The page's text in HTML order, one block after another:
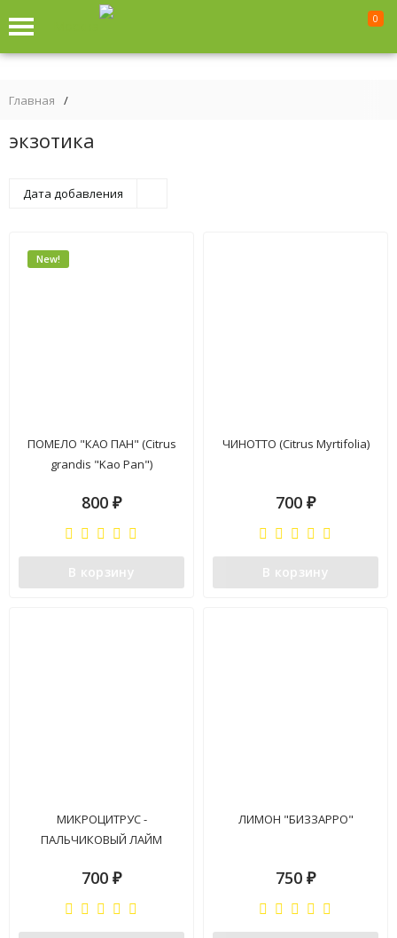
0
Главная /
экзотика
Дата добавления
New!
ПОМЕЛО "КАО ПАН" (Citrus
grandis "Kao Pan")
800 ₽
В корзину
ЧИНОТТО (Citrus Myrtifolia)
700 ₽
В корзину
МИКРОЦИТРУС -
ПАЛЬЧИКОВЫЙ ЛАЙМ
700 ₽
ЛИМОН "БИЗЗАРРО"
750 ₽